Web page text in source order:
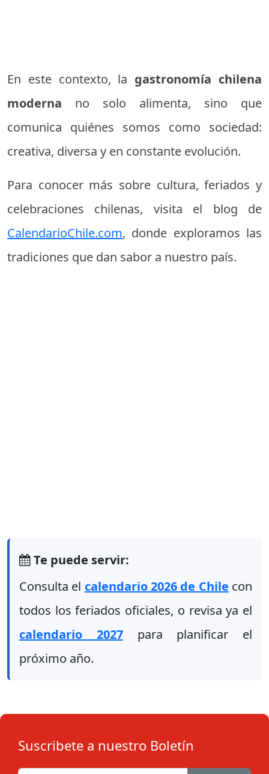
En este contexto, la gastronomía chilena
moderna no solo alimenta, sino que
comunica quiénes somos como sociedad:
creativa, diversa y en constante evolución.
Para conocer más sobre cultura, feriados y
celebraciones chilenas, visita el blog de
CalendarioChile.com, donde exploramos las
tradiciones que dan sabor a nuestro país.
Te puede servir:
Consulta el calendario 2026 de Chile con
todos los feriados oficiales, o revisa ya el
calendario 2027para planificar el
próximo año.
Suscribete a nuestro Boletín